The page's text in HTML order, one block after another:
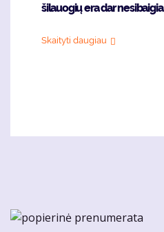
šilauogių era dar nesibaigia
Skaityti daugiau